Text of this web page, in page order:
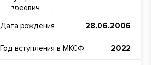
Дата рождения 28.06.2006
Год вступления в МКСФ 2022